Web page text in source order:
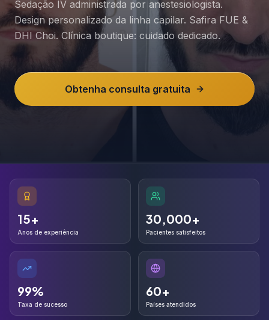
Sedação IV administrada por anestesiologista.
Design personalizado da linha capilar. Safira FUE &
DHI Choi. Clínica boutique: cuidado dedicado.
Obtenha consulta gratuita
15+
Anos de experiência
30,000+
Pacientes satisfeitos
99%
Taxa de sucesso
60+
Países atendidos